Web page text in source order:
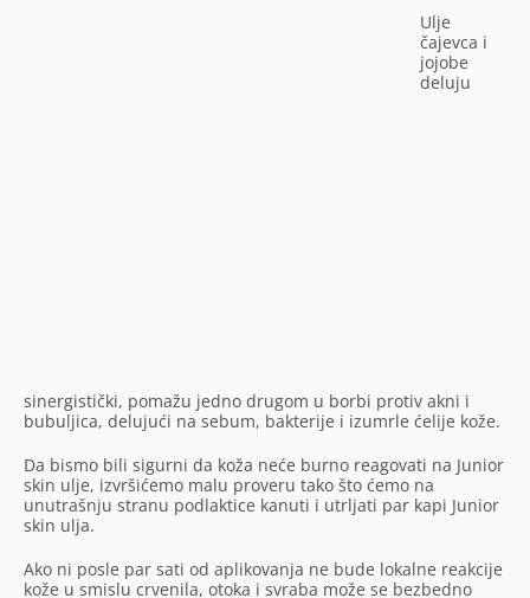
Ulje
čajevca i
jojobe
deluju
sinergistički, pomažu jedno drugom u borbi protiv akni i
bubuljica, delujući na sebum, bakterije i izumrle ćelije kože.
Da bismo bili sigurni da koža neće burno reagovati na Junior
skin ulje, izvršićemo malu proveru tako što ćemo na
unutrašnju stranu podlaktice kanuti i utrljati par kapi Junior
skin ulja.
Ako ni posle par sati od aplikovanja ne bude lokalne reakcije
kože u smislu crvenila, otoka i svraba može se bezbedno